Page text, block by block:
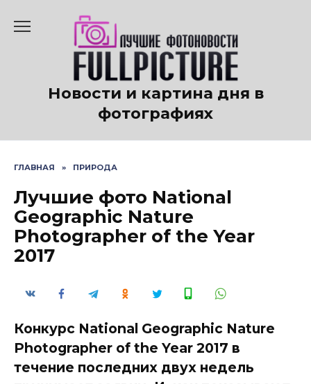
содержанию
Новости и картина дня в
фотографиях
ГЛАВНАЯ » ПРИРОДА
Лучшие фото National
Geographic Nature
Photographer of the Year
2017
Конкурс National Geographic Nature
Photographer of the Year 2017 в
течение последних двух недель